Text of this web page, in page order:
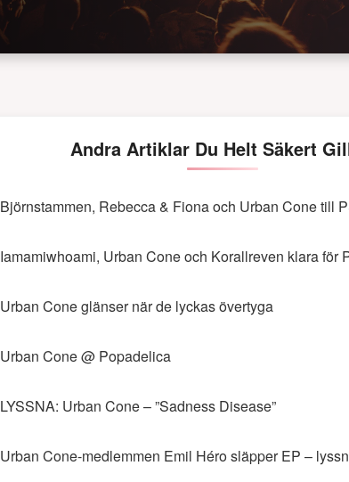
Andra Artiklar Du Helt Säkert
Björnstammen, Rebecca & Fiona och Urban Cone till
Iamamiwhoami, Urban Cone och Korallreven klara för
Urban Cone glänser när de lyckas övertyga
Urban Cone @ Popadelica
LYSSNA: Urban Cone – ”Sadness Disease”
Urban Cone-medlemmen Emil Héro släpper EP –